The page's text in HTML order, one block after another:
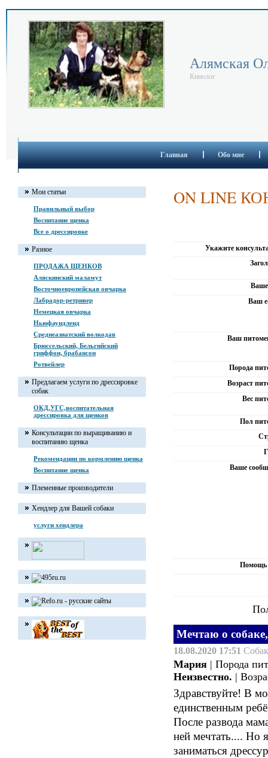
Алямская
Кинолог
Главная Обо мне
ON LINE
Укажите
Ваш
Ваш
Порода
Возраст
Вес
Пол
Ваше
Помощь
Мечтаю о
18.08.2020 17:51
Мария | Порода
Неизвестно. |
Здравствуйте! В
единственным
После развода
ней мечтать.... Но
заниматься
Мои статьи
Правильный выбор
Воспитание щенка
Все о дрессировке
Разное
ПРОДАЖА ЩЕНКОВ
Аляскинский маламут
Восточноевропейская овчарка
Лабрадор-ретривер
Немецкая овчарка
Ньюфаундленд
Среднеазиатский волкодав
Брюссельский, Бельгийский
гриффон, брабансон
Ротвейлер
Предлагаем услуги по дрессировке
собак
ОКД,УГС,воспитательная
дрессировка для щенков
Консультации по выращиванию и
воспитанию щенка
Рекомендации по кормлению щенка
Воспитание щенка
Племенные производители
Хендлер для Вашей собаки
услуги хендлера